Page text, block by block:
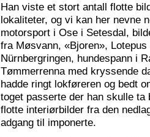
Han viste et stort antall flotte
lokaliteter, og vi kan her nevne
motorsport i Ose i Setesdal,
fra Møsvann, «Bjoren»,
Nürnbergringen, hundespann i
Tømmerrenna med kryssende
hadde ringt lokføreren og bedt
toget passerte der han skulle
flotte interiørbilder fra den
adgang til imponerte.